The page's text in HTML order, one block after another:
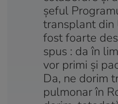
şeful
transplant din
fost foarte
spus : da în
vor primi şi
Da, ne dorim
pulmonar în